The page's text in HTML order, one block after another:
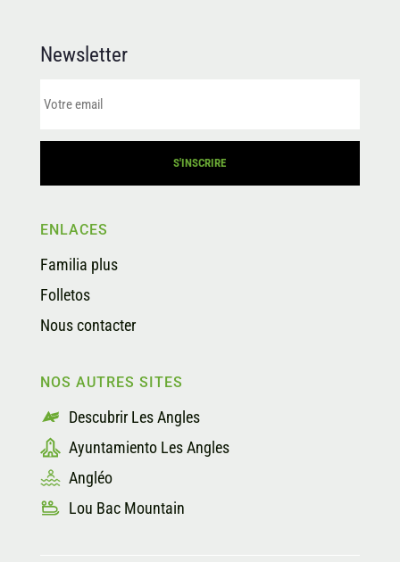
Newsletter
ENLACES
Familia plus
Folletos
Nous contacter
NOS AUTRES SITES
Descubrir Les Angles
Ayuntamiento Les Angles
Angléo
Lou Bac Mountain